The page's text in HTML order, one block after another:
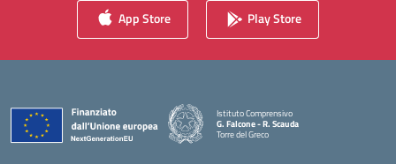
App Store Play Store
Istituto Comprensivo
G. Falcone - R. Scauda
Torre del Greco